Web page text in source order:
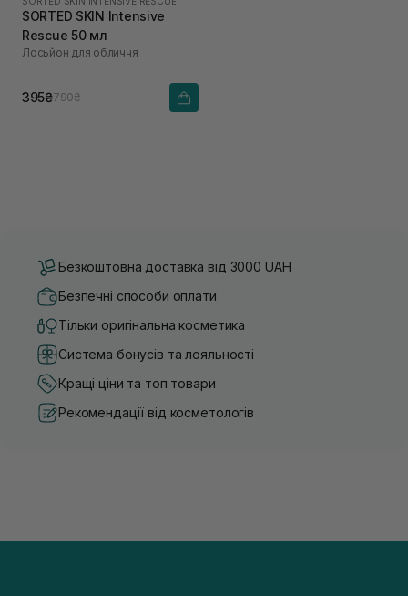
SORTED SKIN Intensive
Rescue 50 мл
Лосьйон для обличчя
395₴790₴
Безкоштовна доставка від 3000 UAH
Безпечні способи оплати
Тільки оригінальна косметика
Система бонусів та лояльності
Кращі ціни та топ товари
Рекомендації від косметологів